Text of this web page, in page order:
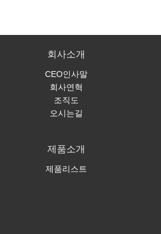
회사소개
CEO인사말
회사연혁
조직도
오시는길
제품소개
제품리스트